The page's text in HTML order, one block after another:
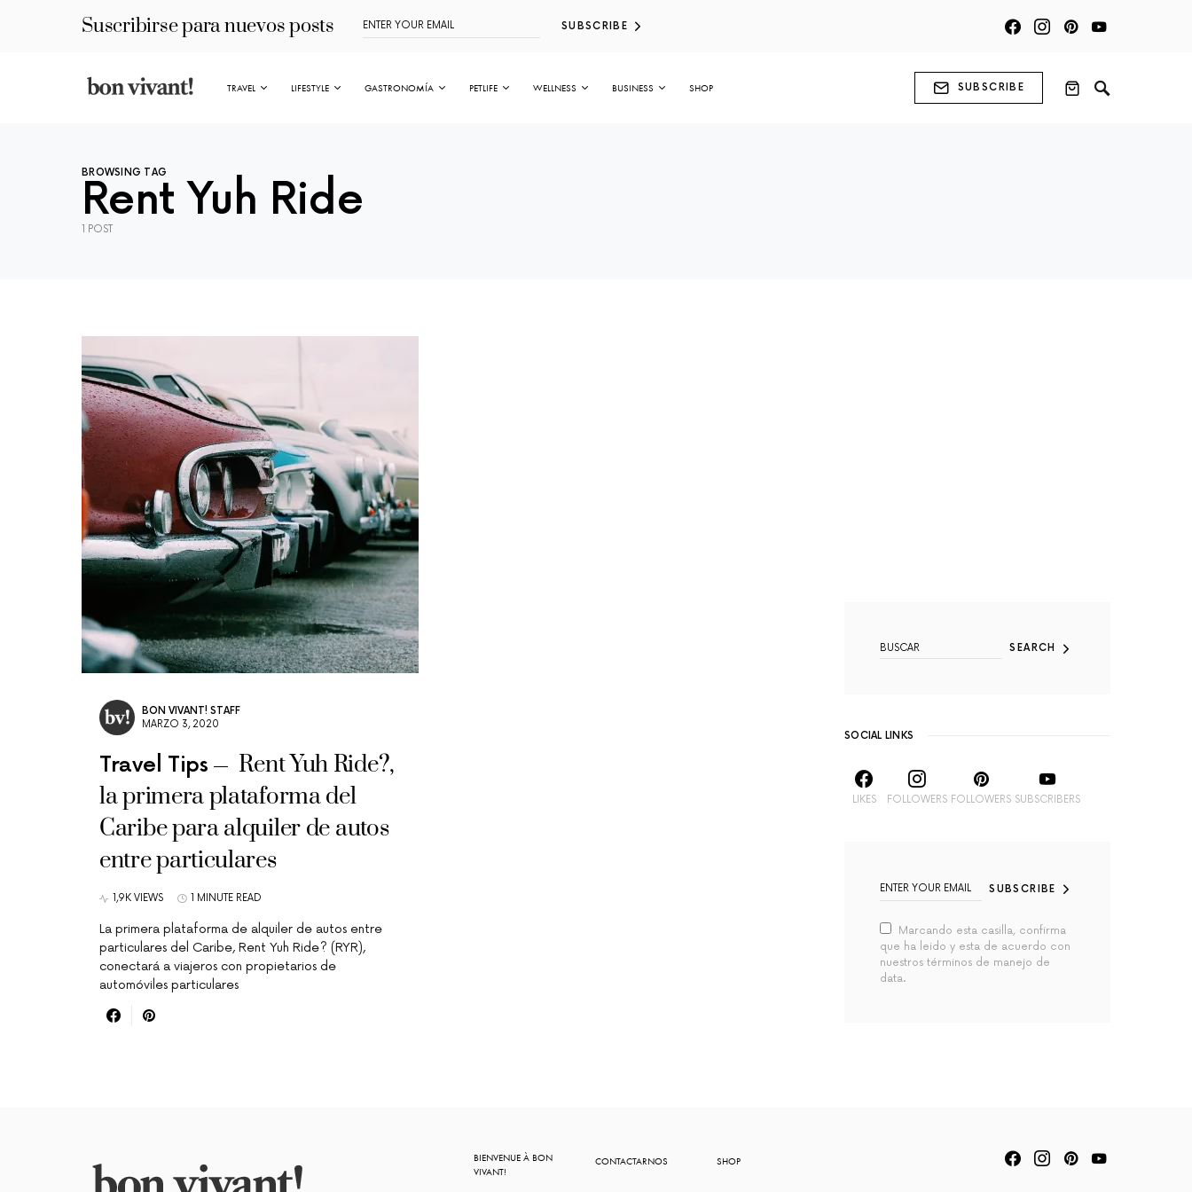
Suscribirse para nuevos posts SUBSCRIBE
TRAVEL LIFESTYLE GASTRONOMÍA PETLIFE WELLNESS BUSINESS SHOP SUBSCRIBE
BROWSING TAG
Rent Yuh Ride
1 POST
BON VIVANT! STAFF
MARZO 3, 2020
Travel Tips
Rent Yuh Ride?,
la primera plataforma del
Caribe para alquiler de autos
entre particulares
1,9K VIEWS 1 MINUTE READ
La primera plataforma de alquiler de autos entre
particulares del Caribe, Rent Yuh Ride? (RYR),
conectará a viajeros con propietarios de
automóviles particulares
SEARCH
SOCIAL LINKS
LIKES FOLLOWERS FOLLOWERS SUBSCRIBERS
SUBSCRIBE
Marcando esta casilla, confirma
que ha leido y esta de acuerdo con
nuestros términos de manejo de
data.
BIENVENUE À BON
VIVANT!
CONTACTARNOS SHOP